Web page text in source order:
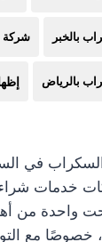
بالخبر شركة
بالرياض
في
خدمات
واحدة من
خصوصًا مع